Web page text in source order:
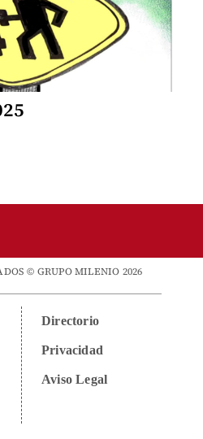
© GRUPO MILENIO 2026
Directorio
Privacidad
Aviso Legal